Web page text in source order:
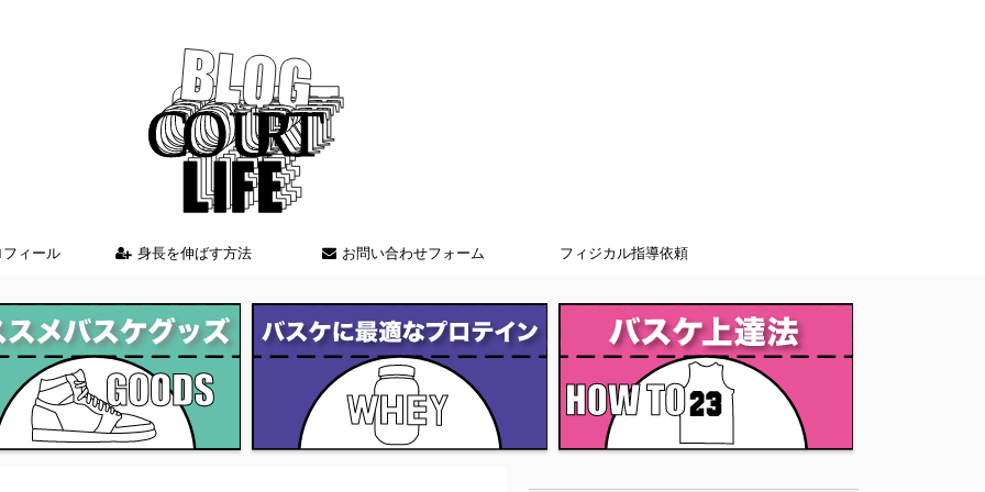
ィール 身長を伸ばす方法 お問い合わせフォーム フィジカル指導依頼